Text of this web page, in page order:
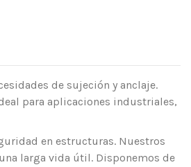
de sujeción y anclaje.
para aplicaciones industriales,
en estructuras. Nuestros
larga vida útil. Disponemos de